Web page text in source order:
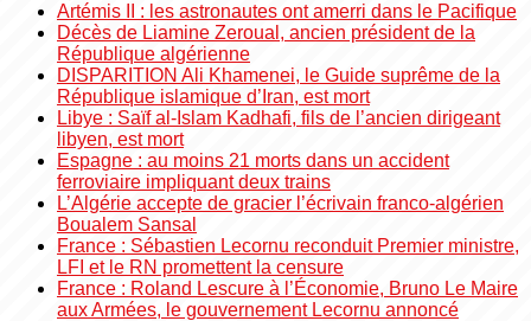
Artémis II : les astronautes ont amerri dans le Pacifique
Décès de Liamine Zeroual, ancien président de la
République algérienne
DISPARITION Ali Khamenei, le Guide suprême de la
République islamique d’Iran, est mort
Libye : Saïf al-Islam Kadhafi, fils de l’ancien dirigeant
libyen, est mort
Espagne : au moins 21 morts dans un accident
ferroviaire impliquant deux trains
L’Algérie accepte de gracier l’écrivain franco-algérien
Boualem Sansal
France : Sébastien Lecornu reconduit Premier ministre,
LFI et le RN promettent la censure
France : Roland Lescure à l’Économie, Bruno Le Maire
aux Armées, le gouvernement Lecornu annoncé